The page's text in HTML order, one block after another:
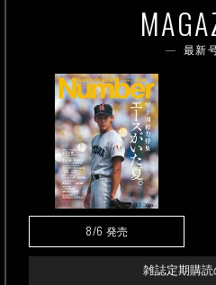
最新
8/6 発売
雑誌定期購読